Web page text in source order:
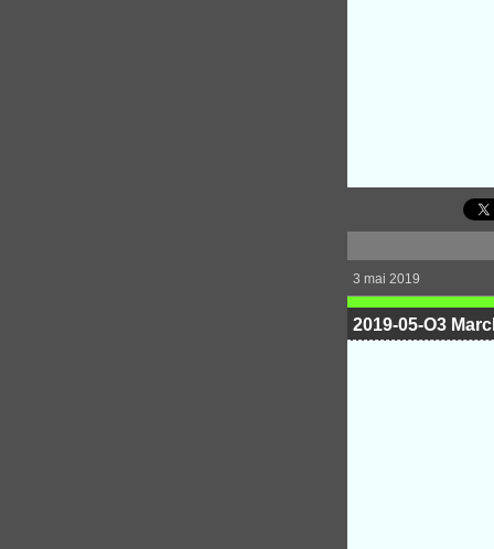
3 mai 2019
2019-05-O3